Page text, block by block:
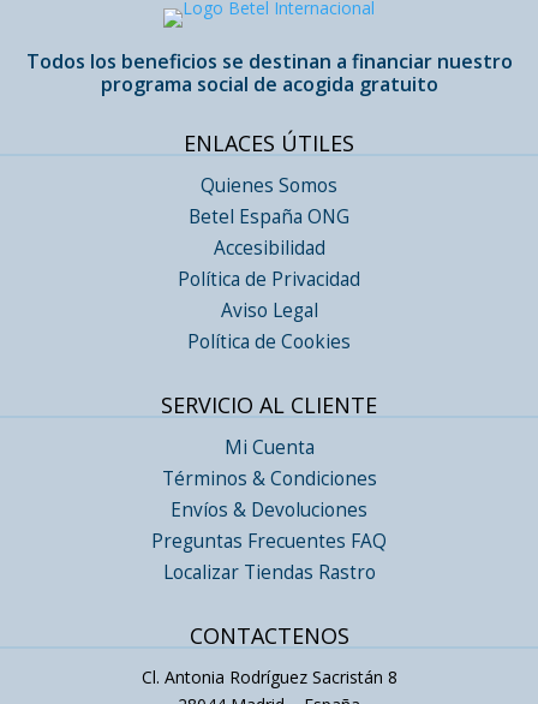
Todos los beneficios se destinan a financiar nuestro
programa social de acogida gratuito
ENLACES ÚTILES
Quienes Somos
Betel España ONG
Accesibilidad
Política de Privacidad
Aviso Legal
Política de Cookies
SERVICIO AL CLIENTE
Mi Cuenta
Términos & Condiciones
Envíos & Devoluciones
Preguntas Frecuentes FAQ
Localizar Tiendas Rastro
CONTACTENOS
Cl. Antonia Rodríguez Sacristán 8